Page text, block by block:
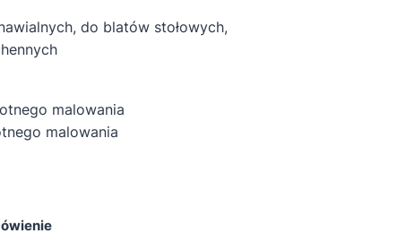
do blatów stołowych,
malowania
malowania